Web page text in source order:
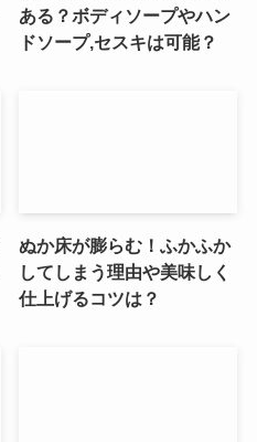
ある？ボディソープやハン
ドソープ,セスキは可能？
ぬか床が膨らむ！ふかふか
してしまう理由や美味しく
仕上げるコツは？